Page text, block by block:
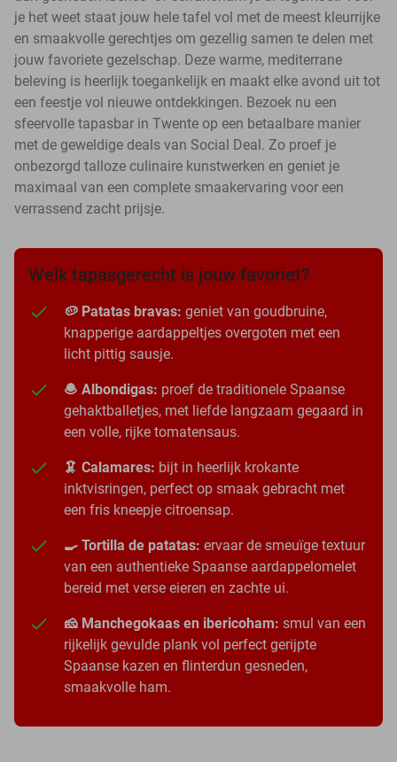
je het weet staat jouw hele tafel vol met de meest kleurrijke
en smaakvolle gerechtjes om gezellig samen te delen met
jouw favoriete gezelschap. Deze warme, mediterrane
beleving is heerlijk toegankelijk en maakt elke avond uit tot
een feestje vol nieuwe ontdekkingen. Bezoek nu een
sfeervolle tapasbar in Twente op een betaalbare manier
met de geweldige deals van Social Deal. Zo proef je
onbezorgd talloze culinaire kunstwerken en geniet je
maximaal van een complete smaakervaring voor een
verrassend zacht prijsje.
Welk tapasgerecht is jouw favoriet?
🥔 Patatas bravas: geniet van goudbruine,
knapperige aardappeltjes overgoten met een
licht pittig sausje.
🧆 Albondigas: proef de traditionele Spaanse
gehaktballetjes, met liefde langzaam gegaard in
een volle, rijke tomatensaus.
🦑 Calamares: bijt in heerlijk krokante
inktvisringen, perfect op smaak gebracht met
een fris kneepje citroensap.
🍳 Tortilla de patatas: ervaar de smeuïge textuur
van een authentieke Spaanse aardappelomelet
bereid met verse eieren en zachte ui.
🧀 Manchegokaas en ibericoham: smul van een
rijkelijk gevulde plank vol perfect gerijpte
Spaanse kazen en flinterdun gesneden,
smaakvolle ham.